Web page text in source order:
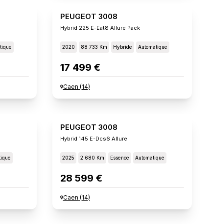
PEUGEOT 3008
Hybrid 225 E-Eat8 Allure Pack
2020 88 733 Km Hybride Automatique
17 499 €
Caen (14)
PEUGEOT 3008
Hybrid 145 E-Dcs6 Allure
2025 2 680 Km Essence Automatique
28 599 €
Caen (14)